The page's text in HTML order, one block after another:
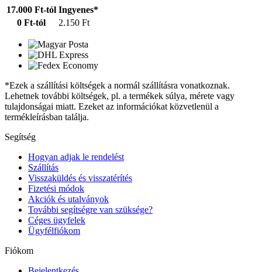
17.000 Ft-tól Ingyenes*
0 Ft-tól
2.150 Ft
*Ezek a szállítási költségek a normál szállításra vonatkoznak.
Lehetnek további költségek, pl. a termékek súlya, mérete vagy
tulajdonságai miatt. Ezeket az információkat közvetlenül a
termékleírásban találja.
Segítség
Hogyan adjak le rendelést
Szállítás
Visszaküldés és visszatérítés
Fizetési módok
Akciók és utalványok
További segítségre van szüksége?
Céges ügyfelek
Ügyfélfiókom
Fiókom